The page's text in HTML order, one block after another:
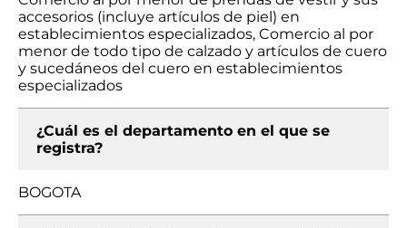
accesorios (incluye artículos de piel) en
establecimientos especializados, Comercio al por
menor de todo tipo de calzado y artículos de cuero
y sucedáneos del cuero en establecimientos
especializados
¿Cuál es el departamento en el que se
registra?
BOGOTA